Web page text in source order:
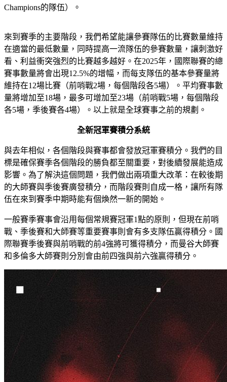
Champions的隊伍）。
來到賽季的主要階段，我們希望能讓參賽隊伍的比賽數量維持
在適當的最低數量，同時提高一流隊伍的參賽數量，讓刺激好
看、利益衝突強烈的比賽越多越好。在2025年，國際聯賽的總
賽事數量將會出現12.5%的增幅，而每支隊伍的基本參賽量將
維持在12場比賽（前哨戰2場，每個階段各5場）。平均賽事數
量將增加至18場，最多可增加至23場（前哨戰5場，每個階段
各5場，季後賽各4場）。以上就是全球賽事之前的規劃。
全新冠軍賽積分系統
與去年相似，各個階段與賽事都會發放冠軍賽積分。我們的目
標是確保賽季各個階段的勝負都至關重要，對後續發展能造成
影響。為了解決這個問題，我們做出兩項重大改革：在較後期
的大師賽與季後賽廣發積分，而階段賽則自成一格，讓所有隊
伍在來到賽季中期時能有個煥然一新的開始。
一般賽季賽事會沿用每個常規賽冠軍1點的原則，但現在前哨
戰、季後賽和大師賽等重要賽事則會有多支隊伍贏得積分。國
際聯賽季後賽與前哨戰的前4強將可獲得積分，而曼谷大師賽
和多倫多大師賽則分別會由前四強與前六強贏得積分。